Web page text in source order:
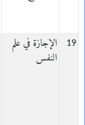
19
الإجازة في علم
النفس